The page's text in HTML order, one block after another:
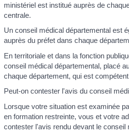
ministériel est institué auprès de
centrale.
Un conseil médical départemental est
auprès du préfet dans chaque
En territoriale et dans la fonction
conseil médical départemental, placé
chaque département, qui est
Peut-on contester l'avis du conseil
Lorsque votre situation est examinée
en formation restreinte, vous et votre
contester l'avis rendu devant le conseil